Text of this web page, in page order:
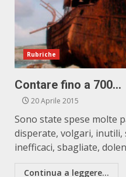
Rubriche
Contare fino a 700…
20 Aprile 2015
Sono state spese molte
disperate, volgari,
inefficaci, sbagliate,
Continua a leggere...